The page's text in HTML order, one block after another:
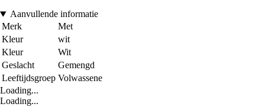
Aanvullende informatie
Merk
Met
Kleur
wit
Kleur
Wit
Geslacht
Gemengd
Leeftijdsgroep Volwassene
Loading...
Loading...